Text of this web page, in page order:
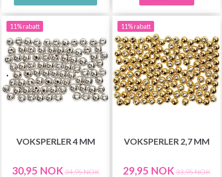
11% rabatt
VOKSPERLER 4 MM
30,95 NOK 34,95 NOK
11% rabatt
VOKSPERLER 2,7 MM
29,95 NOK 33,95 NOK